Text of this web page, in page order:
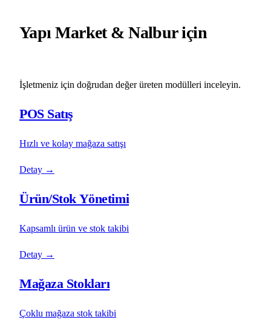
Yapı Market & Nalbur için
İşletmeniz için doğrudan değer üreten modülleri inceleyin.
POS Satış
Hızlı ve kolay mağaza satışı
Detay →
Ürün/Stok Yönetimi
Kapsamlı ürün ve stok takibi
Detay →
Mağaza Stokları
Çoklu mağaza stok takibi